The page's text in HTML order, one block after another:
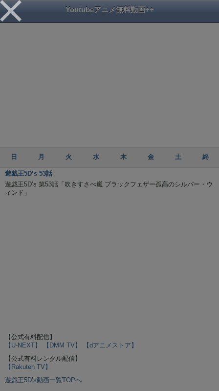
Youtubeアニメ無料動画++
日 月 火 水 木 金 土 終
遊戯王5D’s 53話
遊戯王5D’s 第53話「吹きすさべ嵐 ブラックフェザー孤高のシルバー・ウ
ィンド」
【公式有料配信】
【U-NEXT】
【DMM TV】
【dアニメストア】
【公式有料レンタル配信】
【Rakuten TV】
遊戯王5D’s動画一覧TOPへ